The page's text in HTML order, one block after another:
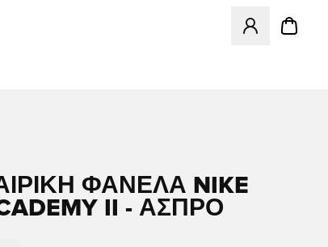
Ανοίγει ένα
ΦΑΝΈΛΑ NIKE
II - ΆΣΠΡΟ